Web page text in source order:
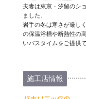
夫妻は東京・汐留のシ
ました。
岩手の冬は寒さが厳し
の保温浴槽や断熱性の
いバスタイムをご提供
施工店情報